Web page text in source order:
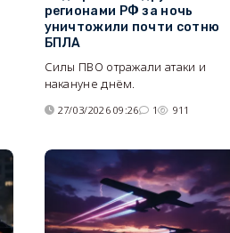
регионами РФ за ночь
уничтожили почти сотню
БПЛА
Силы ПВО отражали атаки и
накануне днём.
27/03/2026 09:26 1 911